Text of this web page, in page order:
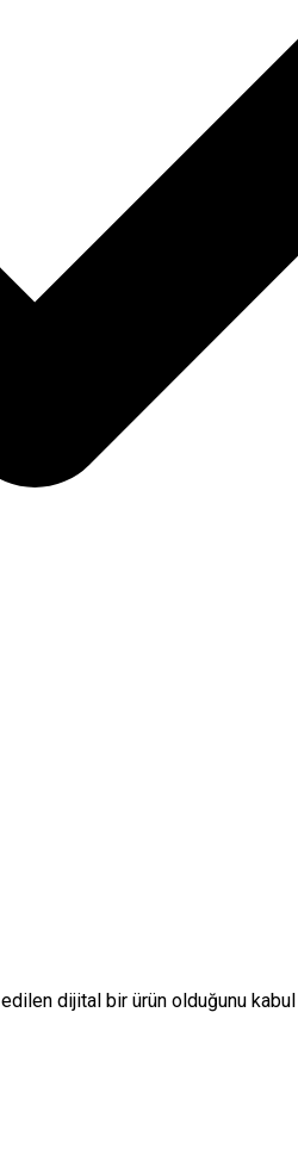
edilen dijital bir ürün olduğunu